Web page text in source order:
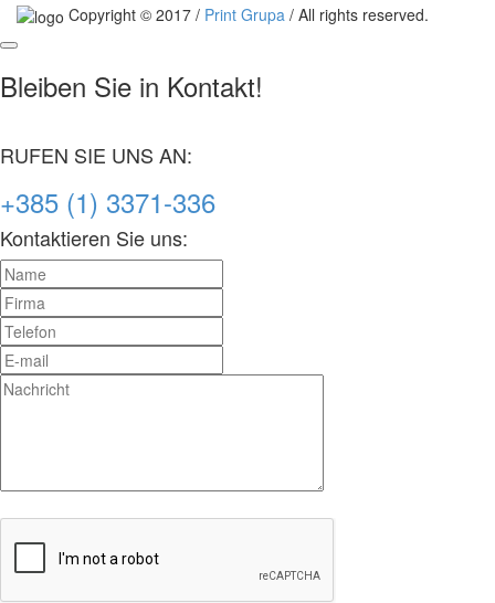
Copyright © 2017 / Print Grupa / All rights reserved.
Bleiben Sie in Kontakt!
RUFEN SIE UNS AN:
+385 (1) 3371-336
Kontaktieren Sie uns: